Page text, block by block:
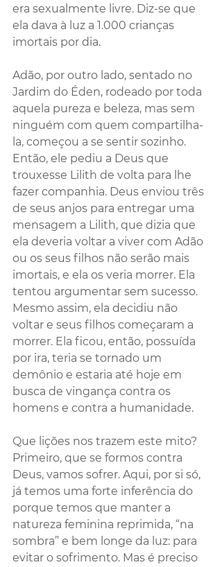
era sexualmente livre. Diz-se que
ela dava à luz a 1.000 crianças
imortais por dia.
Adão, por outro lado, sentado no
Jardim do Éden, rodeado por toda
aquela pureza e beleza, mas sem
ninguém com quem compartilha-
la, começou a se sentir sozinho.
Então, ele pediu a Deus que
trouxesse Lilith de volta para lhe
fazer companhia. Deus enviou três
de seus anjos para entregar uma
mensagem a Lilith, que dizia que
ela deveria voltar a viver com Adão
ou os seus filhos não serão mais
imortais, e ela os veria morrer. Ela
tentou argumentar sem sucesso.
Mesmo assim, ela decidiu não
voltar e seus filhos começaram a
morrer. Ela ficou, então, possuída
por ira, teria se tornado um
demônio e estaria até hoje em
busca de vingança contra os
homens e contra a humanidade.
Que lições nos trazem este mito?
Primeiro, que se formos contra
Deus, vamos sofrer. Aqui, por si só,
já temos uma forte inferência do
porque temos que manter a
natureza feminina reprimida, “na
sombra” e bem longe da luz: para
evitar o sofrimento. Mas é preciso